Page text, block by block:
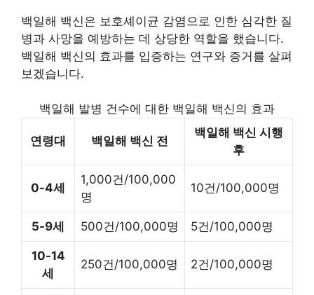
백일해 백신은 보호셰이균 감염으로 인한 심각한 질
병과 사망을 예방하는 데 상당한 역할을 했습니다.
백일해 백신의 효과를 입증하는 연구와 증거를 살펴
보겠습니다.
백일해 발병 건수에 대한 백일해 백신의 효과
연령대 백일해 백신 전
백일해 백신 시행
후
0-4세
1,000건/100,000
명
10건/100,000명
5-9세 500건/100,000명 5건/100,000명
10-14
세
250건/100,000명 2건/100,000명